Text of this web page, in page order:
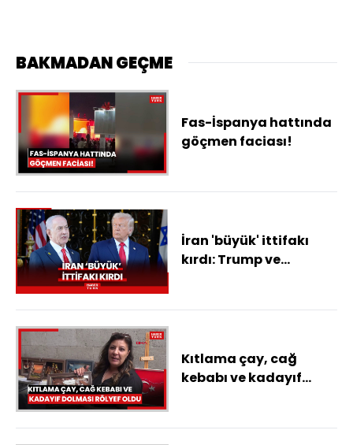
BAKMADAN GEÇME
Fas-İspanya hattında
göçmen faciası!
İran 'büyük' ittifakı
kırdı: Trump ve
düşmanlığa mı
Kıtlama çay, cağ
kebabı ve kadayıf